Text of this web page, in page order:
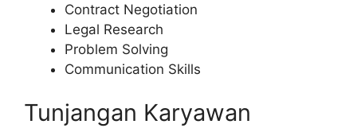
Contract Negotiation
Legal Research
Problem Solving
Communication Skills
Tunjangan Karyawan